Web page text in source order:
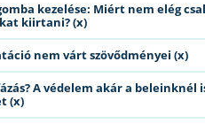
kezelése: Miért nem elég
kiirtani? (x)
nem várt szövődményei (x)
A védelem akár a beleinknél
(x)